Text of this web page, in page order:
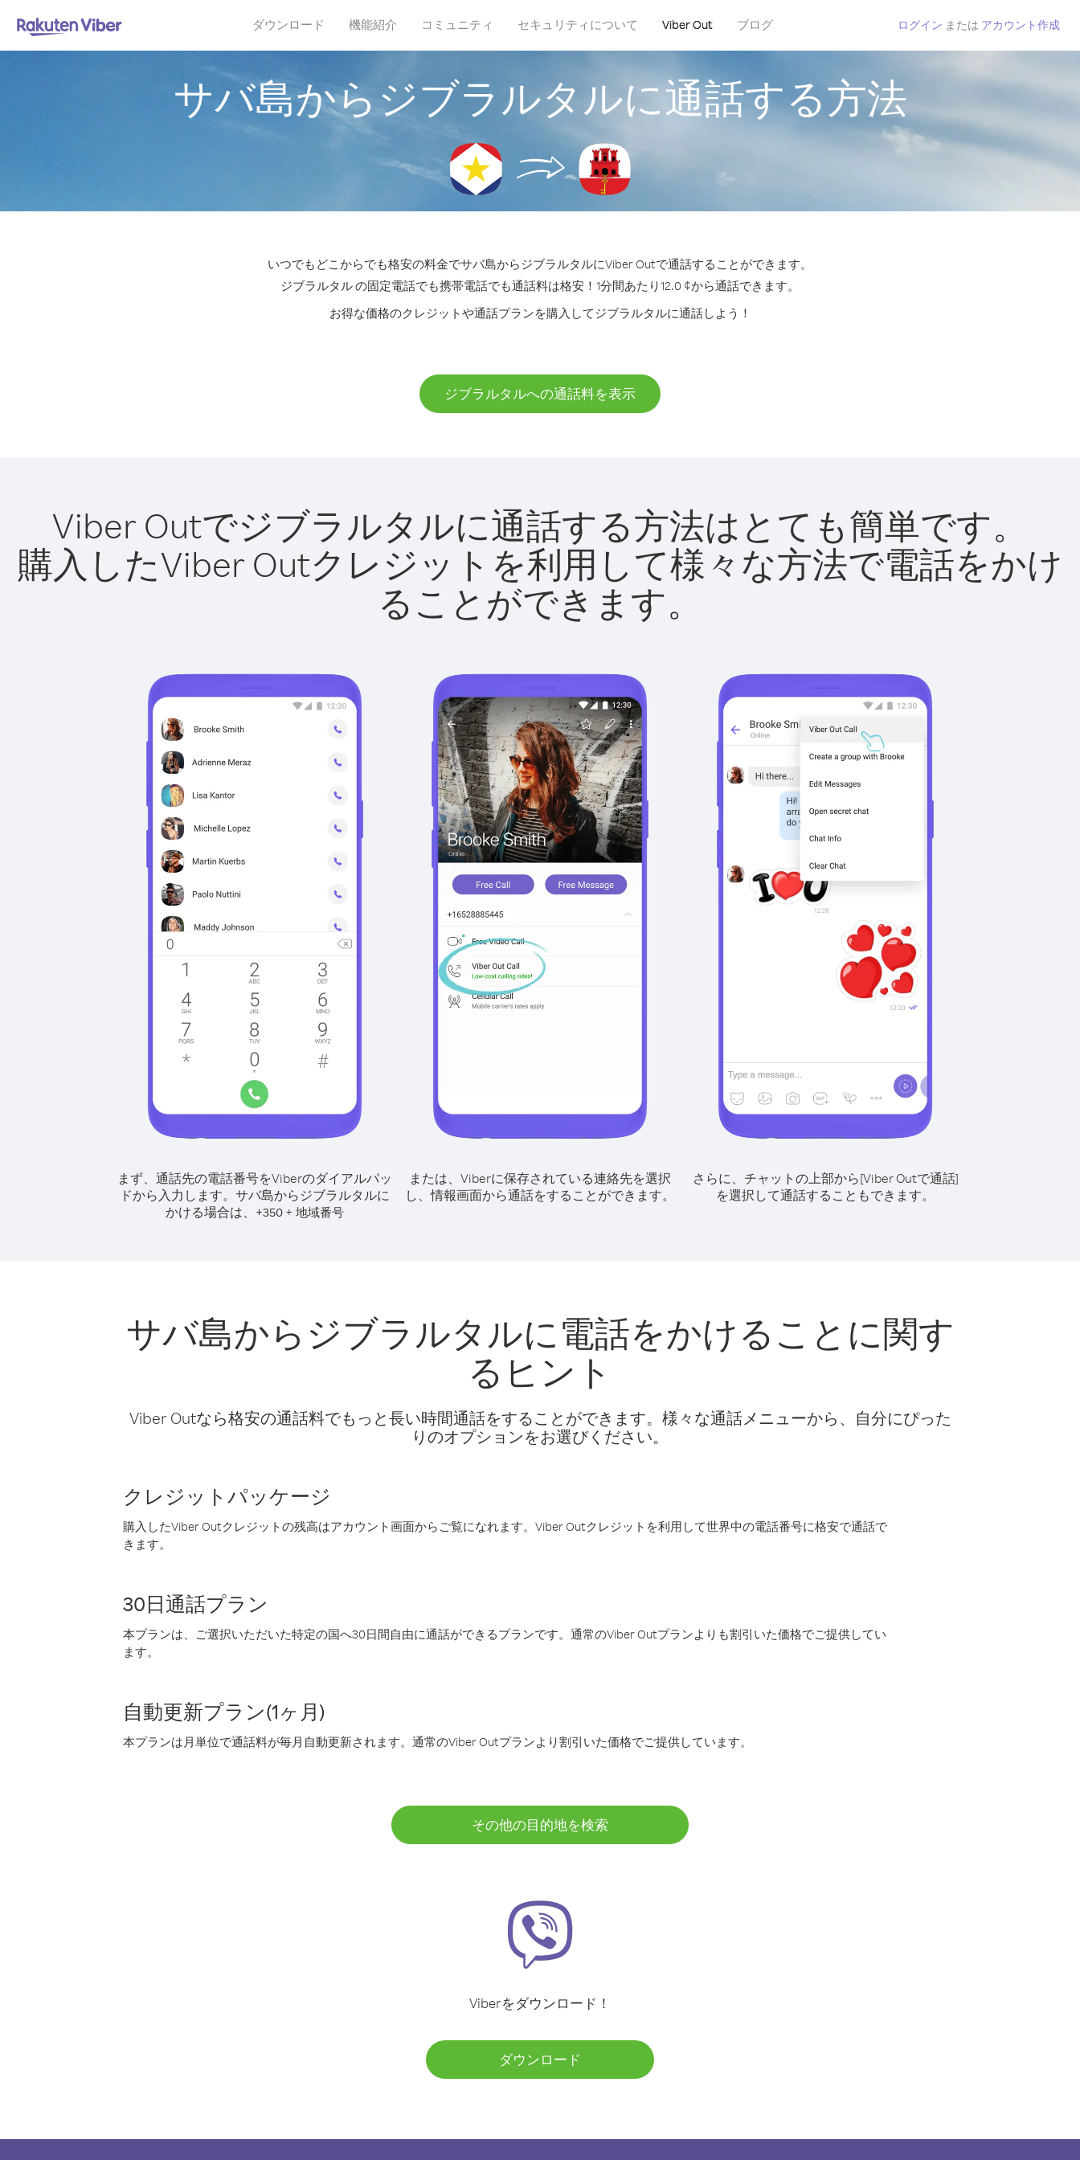
ダウンロード 機能紹介 コミュニティ セキュリティについて Viber Out ブログ ログイン または アカウント作成
サバ島からジブラルタルに通話する方法
いつでもどこからでも格安の料金でサバ島からジブラルタルにViber Outで通話することができます。
ジブラルタル の固定電話でも携帯電話でも通話料は格安！1分間あたり12.0 ¢から通話できます。
お得な価格のクレジットや通話プランを購入してジブラルタルに通話しよう！
ジブラルタルへの通話料を表示
Viber Outでジブラルタルに通話する方法はとても簡単です。
購入したViber Outクレジットを利用して様々な方法で電話をかけ
ることができます。
まず、通話先の電話番号をViberのダイアルパッ
ドから入力します。 サバ島からジブラルタルに
かける場合は、 +350 + 地域番号
または、Viberに保存されている連絡先を選択
し、情報画面から通話をすることができます。
さらに、チャットの上部から[Viber Outで通話]
を選択して通話することもできます。
サバ島からジブラルタルに電話をかけることに関す
るヒント
Viber Outなら格安の通話料でもっと長い時間通話をすることができます。様々な通話メニューから、自分にぴった
りのオプションをお選びください。
クレジットパッケージ
購入したViber Outクレジットの残高はアカウント画面からご覧になれます。Viber Outクレジットを利用して世界中の電話番号に格安で通話で
きます。
30日通話プラン
本プランは、ご選択いただいた特定の国へ30日間自由に通話ができるプランです。通常のViber Outプランよりも割引いた価格でご提供してい
ます。
自動更新プラン(1ヶ月)
本プランは月単位で通話料が毎月自動更新されます。通常のViber Outプランより割引いた価格でご提供しています。
その他の目的地を検索
Viberをダウンロード！
ダウンロード